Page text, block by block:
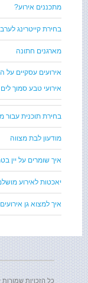
מתכננים אירוע?
בחירת קייטרינג
מארגנים חתונה
אירועים עסקיים על
אירועי טבע סמוך לים
בחירת תוכנית עבור
מודעון לבת מצווה
איך שומרים על יין
יאכטות לאירוע
איך למצוא גן
כל הזכויות